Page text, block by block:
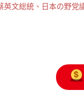
英文総統、日本の野党